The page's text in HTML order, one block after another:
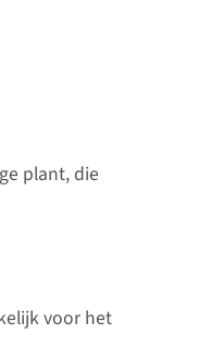
plant, die
voor het